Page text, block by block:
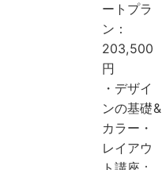
ートプラ
ン：
203,500
円
・デザイ
ンの基礎&
カラー・
レイアウ